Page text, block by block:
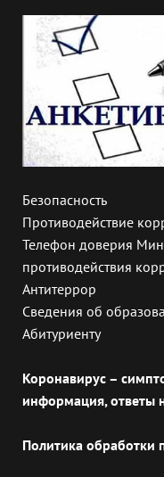
Безопасность
Противодействие
Телефон доверия
противодействия
Антитеррор
Сведения об
Абитуриенту
Коронавирус –
информация, ответы
Политика обработки